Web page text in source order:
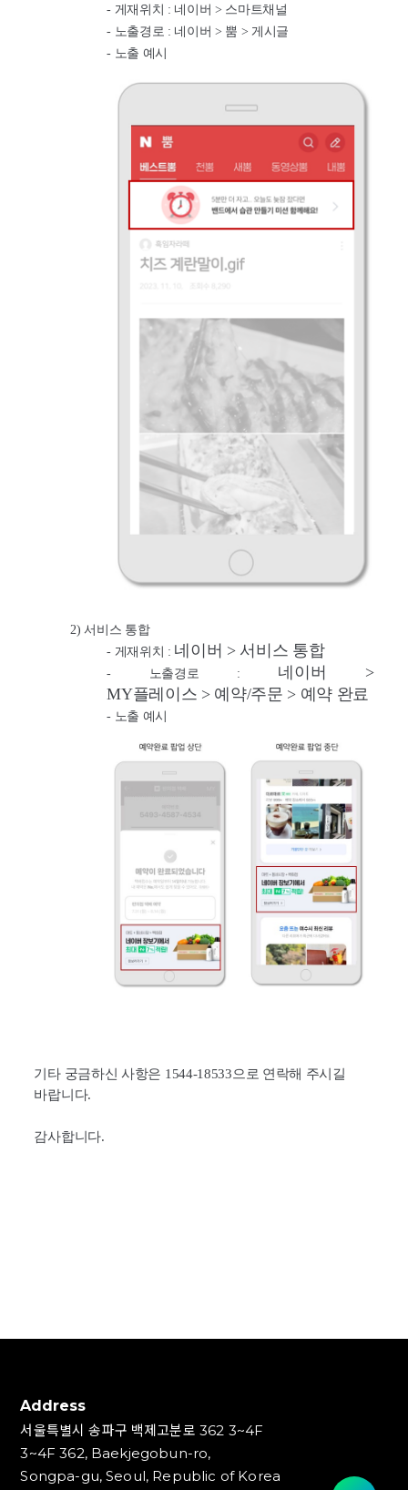
- 게재위치 : 네이버 > 스마트채널
- 노출경로 : 네이버 > 뿜 >게시글
- 노출 예시
2)서비스 통합
- 게재위치 : 네이버 > 서비스 통합
- 노출경로 : 네이버
>
MY플레이스 > 예약/주문 > 예약 완료
- 노출 예시
기타 궁금하신 사항은 1544-18533으로 연락해 주시길
바랍니다.
감사합니다.
Address
서울특별시 송파구 백제고분로 362 3~4F
3~4F 362, Baekjegobun-ro,
Songpa-gu, Seoul, Republic of Korea